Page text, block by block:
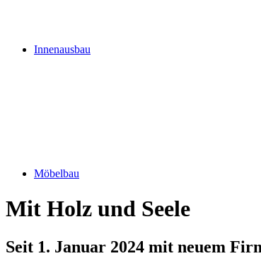
Innenausbau
Möbelbau
Mit Holz und Seele
Seit 1. Januar 2024 mit neuem